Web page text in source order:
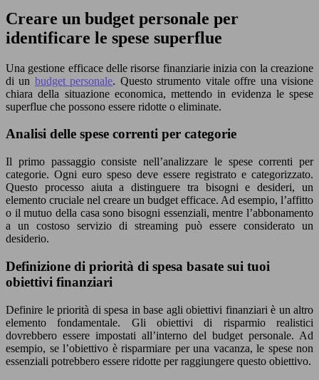
Creare un budget personale per
identificare le spese superflue
Una gestione efficace delle risorse finanziarie inizia con la creazione
di un budget personale. Questo strumento vitale offre una visione
chiara della situazione economica, mettendo in evidenza le spese
superflue che possono essere ridotte o eliminate.
Analisi delle spese correnti per categorie
Il primo passaggio consiste nell’analizzare le spese correnti per
categorie. Ogni euro speso deve essere registrato e categorizzato.
Questo processo aiuta a distinguere tra bisogni e desideri, un
elemento cruciale nel creare un budget efficace. Ad esempio, l’affitto
o il mutuo della casa sono bisogni essenziali, mentre l’abbonamento
a un costoso servizio di streaming può essere considerato un
desiderio.
Definizione di priorità di spesa basate sui tuoi
obiettivi finanziari
Definire le priorità di spesa in base agli obiettivi finanziari è un altro
elemento fondamentale. Gli obiettivi di risparmio realistici
dovrebbero essere impostati all’interno del budget personale. Ad
esempio, se l’obiettivo è risparmiare per una vacanza, le spese non
essenziali potrebbero essere ridotte per raggiungere questo obiettivo.